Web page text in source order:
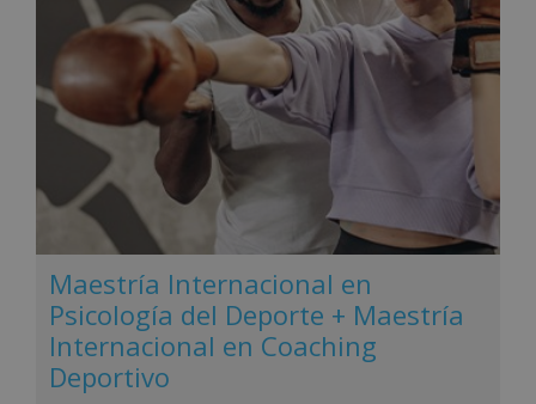
Maestría Internacional en
Psicología del Deporte + Maestría
Internacional en Coaching
Deportivo